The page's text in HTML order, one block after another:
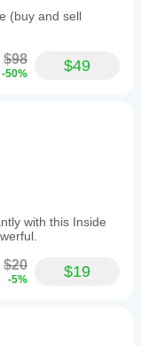
(buy and sell
$98
-50% $49
with this Inside
$20
-5% $19